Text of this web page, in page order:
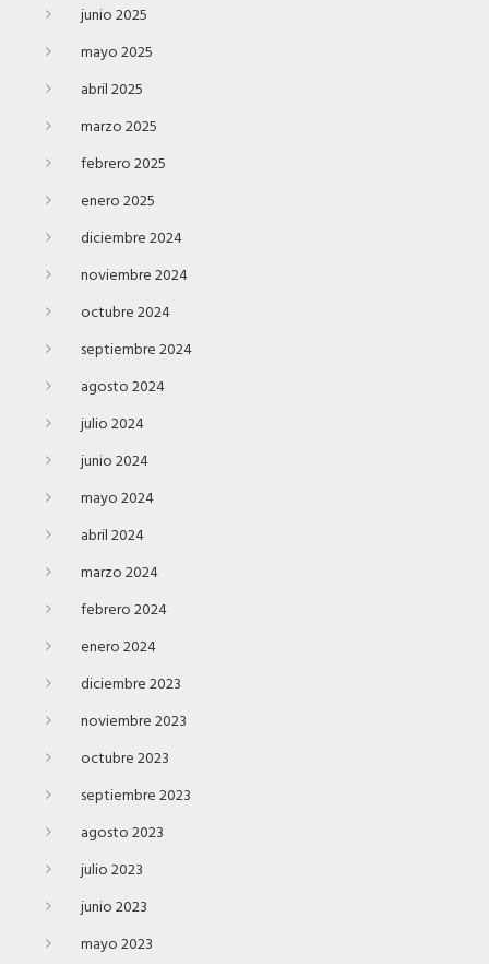
junio 2025
mayo 2025
abril 2025
marzo 2025
febrero 2025
enero 2025
diciembre 2024
noviembre 2024
octubre 2024
septiembre 2024
agosto 2024
julio 2024
junio 2024
mayo 2024
abril 2024
marzo 2024
febrero 2024
enero 2024
diciembre 2023
noviembre 2023
octubre 2023
septiembre 2023
agosto 2023
julio 2023
junio 2023
mayo 2023